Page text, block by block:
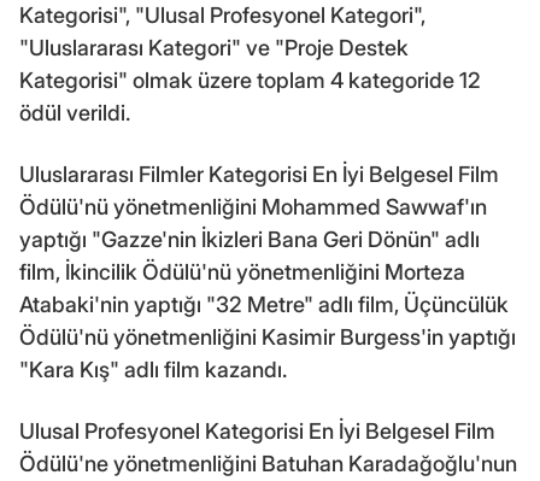
Kategorisi", "Ulusal Profesyonel Kategori",
"Uluslararası Kategori" ve "Proje Destek
Kategorisi" olmak üzere toplam 4 kategoride 12
ödül verildi.
Uluslararası Filmler Kategorisi En İyi Belgesel Film
Ödülü'nü yönetmenliğini Mohammed Sawwaf'ın
yaptığı "Gazze'nin İkizleri Bana Geri Dönün" adlı
film, İkincilik Ödülü'nü yönetmenliğini Morteza
Atabaki'nin yaptığı "32 Metre" adlı film, Üçüncülük
Ödülü'nü yönetmenliğini Kasimir Burgess'in yaptığı
"Kara Kış" adlı film kazandı.
Ulusal Profesyonel Kategorisi En İyi Belgesel Film
Ödülü'ne yönetmenliğini Batuhan Karadağoğlu'nun